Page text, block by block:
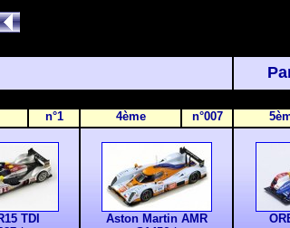
n°1 4ème n°007
TDI
Aston Martin AMR